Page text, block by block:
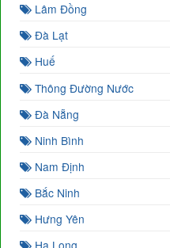
Lâm Đồng
Đà Lạt
Huế
Thông Đường Nước
Đà Nẵng
Ninh Bình
Nam Định
Bắc Ninh
Hưng Yên